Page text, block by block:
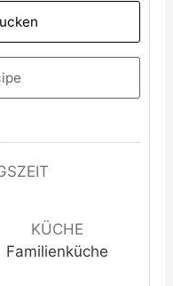
KÜCHE
Familienküche